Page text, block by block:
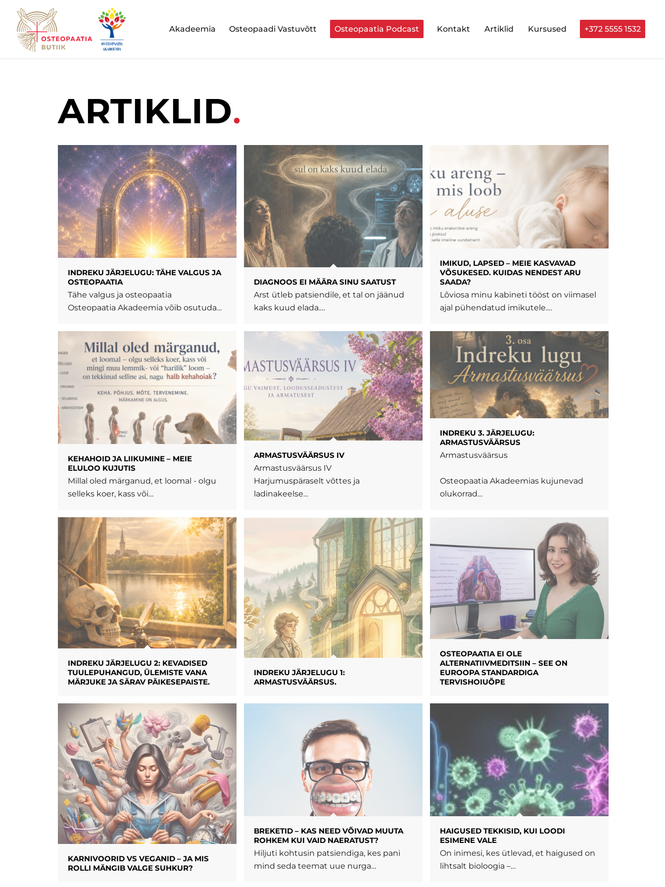
Akadeemia Osteopaadi Vastuvõtt Osteopaatia Podcast Kontakt Artiklid Kursused +372 5555 1532
ARTIKLID.
INDREKU JÄRJELUGU: TÄHE VALGUS JA
OSTEOPAATIA
Tähe valgus ja osteopaatia
Osteopaatia Akadeemia võib osutuda…
DIAGNOOS EI MÄÄRA SINU SAATUST
Arst ütleb patsiendile, et tal on jäänud
kaks kuud elada.…
IMIKUD, LAPSED – MEIE KASVAVAD
VÕSUKESED. KUIDAS NENDEST ARU
SAADA?
Lõviosa minu kabineti tööst on viimasel
ajal pühendatud imikutele.…
KEHAHOID JA LIIKUMINE – MEIE
ELULOO KUJUTIS
Millal oled märganud, et loomal - olgu
selleks koer, kass või…
ARMASTUSVÄÄRSUS IV
Armastusväärsus IV
Harjumuspäraselt võttes ja
ladinakeelse…
INDREKU 3. JÄRJELUGU:
ARMASTUSVÄÄRSUS
Armastusväärsus
Osteopaatia Akadeemias kujunevad
olukorrad…
INDREKU JÄRJELUGU 2: KEVADISED
TUULEPUHANGUD, ÜLEMISTE VANA
MÄRJUKE JA SÄRAV PÄIKESEPAISTE.
INDREKU JÄRJELUGU 1:
ARMASTUSVÄÄRSUS.
OSTEOPAATIA EI OLE
ALTERNATIIVMEDITSIIN – SEE ON
EUROOPA STANDARDIGA
TERVISHOIUÕPE
KARNIVOORID VS VEGANID – JA MIS
ROLLI MÄNGIB VALGE SUHKUR?
BREKETID – KAS NEED VÕIVAD MUUTA
ROHKEM KUI VAID NAERATUST?
Hiljuti kohtusin patsiendiga, kes pani
mind seda teemat uue nurga…
HAIGUSED TEKKISID, KUI LOODI
ESIMENE VALE
On inimesi, kes ütlevad, et haigused on
lihtsalt bioloogia –…